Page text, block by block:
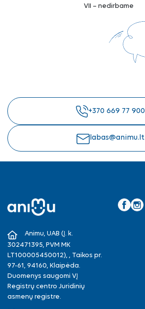
VII – nedirbame
+370 669 77 900
labas@animu.lt
Animu, UAB (Į. k.
302471395, PVM MK
LT100005450012), , Taikos pr.
97-61, 94160, Klaipėda.
Duomenys saugomi VĮ
Registrų centro Juridinių
asmenų registre.